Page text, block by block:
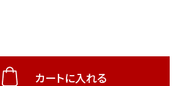
カートに入れる